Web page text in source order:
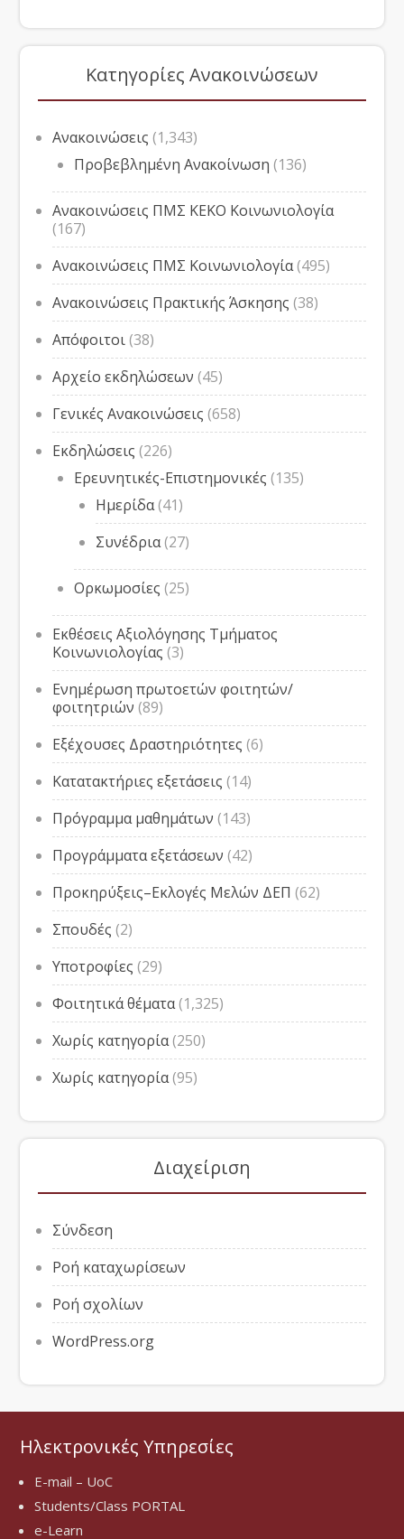
Κατηγορίες Ανακοινώσεων
Ανακοινώσεις (1,343)
Προβεβλημένη Ανακοίνωση (136)
Ανακοινώσεις ΠΜΣ ΚΕΚΟ Κοινωνιολογία
(167)
Ανακοινώσεις ΠΜΣ Κοινωνιολογία(495)
Ανακοινώσεις Πρακτικής Άσκησης (38)
Απόφοιτοι(38)
Αρχείο εκδηλώσεων (45)
Γενικές Ανακοινώσεις (658)
Εκδηλώσεις (226)
Ερευνητικές-Επιστημονικές (135)
Ημερίδα(41)
Συνέδρια(27)
Ορκωμοσίες (25)
Εκθέσεις Αξιολόγησης Τμήματος
Κοινωνιολογίας (3)
Ενημέρωση πρωτοετών φοιτητών/
φοιτητριών (89)
Εξέχουσες Δραστηριότητες (6)
Κατατακτήριες εξετάσεις (14)
Πρόγραμμα μαθημάτων (143)
Προγράμματα εξετάσεων (42)
Προκηρύξεις–Εκλογές Μελών ΔΕΠ (62)
Σπουδές (2)
Υποτροφίες (29)
Φοιτητικά θέματα(1,325)
Χωρίς κατηγορία(250)
Χωρίς κατηγορία(95)
Διαχείριση
Σύνδεση
Ροή καταχωρίσεων
Ροή σχολίων
WordPress.org
Ηλεκτρονικές Υπηρεσίες
E-mail – UoC
Students/Class PORTAL
e-Learn